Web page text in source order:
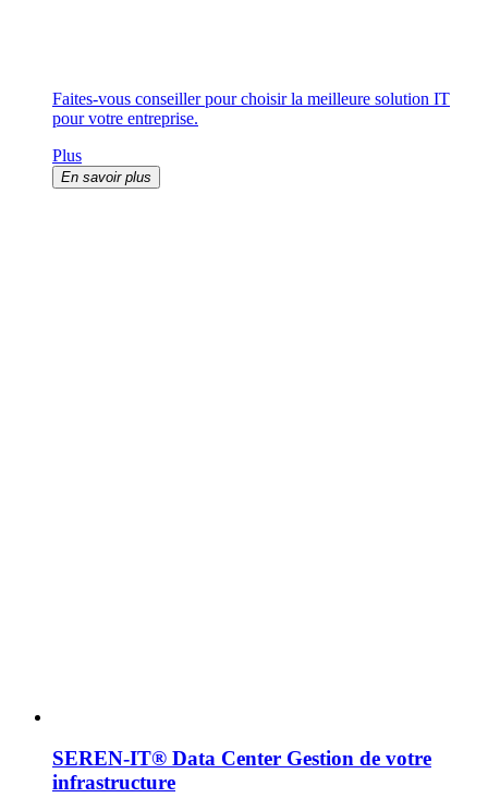
Faites-vous conseiller pour choisir la meilleure solution IT
pour votre entreprise.
Plus
En savoir plus
SEREN-IT® Data Center Gestion de votre
infrastructure